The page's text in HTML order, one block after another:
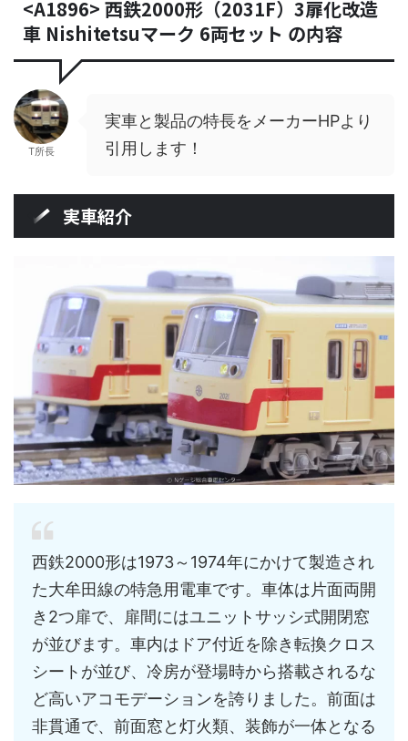
<A1896> 西鉄2000形（2031F）3扉化改造
車 Nishitetsuマーク 6両セット の内容
T所長
実車と製品の特長をメーカーHPより
引用します！
実車紹介
西鉄2000形は1973～1974年にかけて製造され
た大牟田線の特急用電車です。車体は片面両開
き2つ扉で、扉間にはユニットサッシ式開閉窓
が並びます。車内はドア付近を除き転換クロス
シートが並び、冷房が登場時から搭載されるな
ど高いアコモデーションを誇りました。前面は
非貫通で、前面窓と灯火類、装飾が一体となる